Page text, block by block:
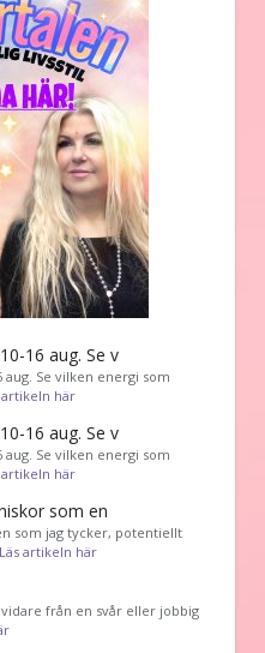
16 aug. Se v
aug. Se vilken energi som
artikeln här
16 aug. Se v
aug. Se vilken energi som
artikeln här
som en
som jag tycker, potentiellt
Läs artikeln här
från en svår eller jobbig